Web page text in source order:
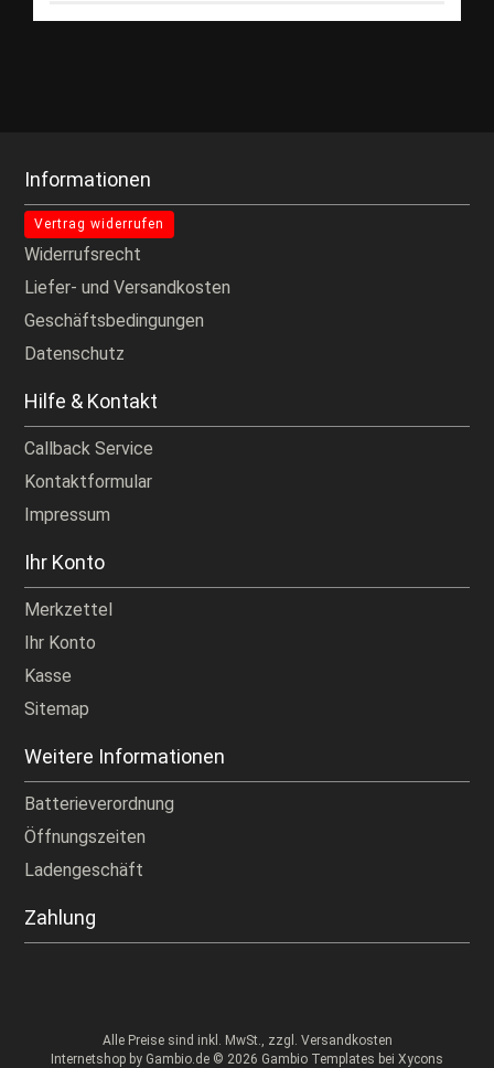
Informationen
Vertrag widerrufen
Widerrufsrecht
Liefer- und Versandkosten
Geschäftsbedingungen
Datenschutz
Hilfe & Kontakt
Callback Service
Kontaktformular
Impressum
Ihr Konto
Merkzettel
Ihr Konto
Kasse
Sitemap
Weitere Informationen
Batterieverordnung
Öffnungszeiten
Ladengeschäft
Zahlung
Alle Preise sind inkl. MwSt., zzgl. Versandkosten
Internetshop by Gambio.de © 2026 Gambio Templates bei Xycons